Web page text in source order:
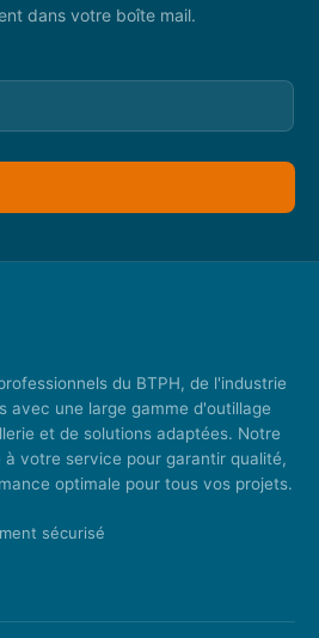
dans votre boîte mail.
du BTPH, de l'industrie
avec une large gamme d'outillage
et de solutions adaptées. Notre
votre service pour garantir qualité,
optimale pour tous vos projets.
sécurisé